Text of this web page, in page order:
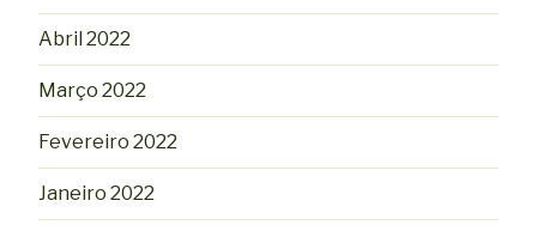
Abril 2022
Março 2022
Fevereiro 2022
Janeiro 2022